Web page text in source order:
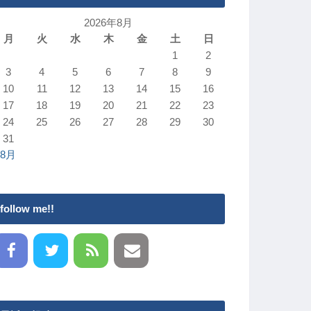
2026年8月
月
火 水 木 金 土
日
1
2
3
4 5 6 7 8
9
10
11 12 13 14 15
16
17
18 19 20 21 22
23
24
25 26 27 28 29
30
31
月
follow me!!